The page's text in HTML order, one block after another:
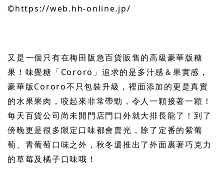
©︎https://web.hh-online.jp/
又是一個只有在梅田阪急百貨販售的高級豪華版糖
果！味覺糖「Cororo」追求的是多汁感＆果實感，
豪華版Cororo不只包裝升級，裡面添加的更是真實
的水果果肉，咬起來非常帶勁，令人一顆接著一顆！
每天百貨公司尚未開門店門口外就大排長龍了！到了
傍晚更是很多限定口味都會賣光，除了定番的紫葡
萄、青葡萄口味之外，秋冬還推出了外面裹著巧克力
的草莓及橘子口味哦！